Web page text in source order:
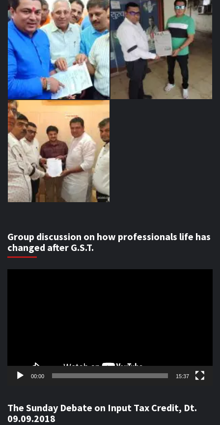
Group discussion on how professionals life has
changed after G.S.T.
00:00 15:37
The Sunday Debate on Input Tax Credit, Dt.
09.09.2018